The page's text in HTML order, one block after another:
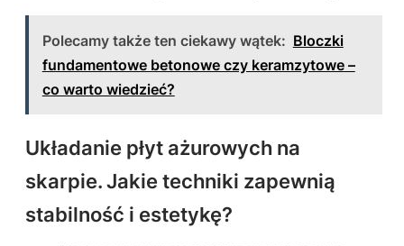
Polecamy także ten ciekawy wątek: Bloczki
fundamentowe betonowe czy keramzytowe –
co warto wiedzieć?
Układanie płyt ażurowych na
skarpie. Jakie techniki zapewnią
stabilność i estetykę?